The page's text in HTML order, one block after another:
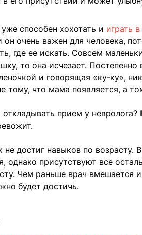
способен хохотать и играть
он очень важен для человека,
где ее искать. Совсем
то она исчезает.
и говорящая «ку-ку»,
тому, что мама появляется, а
откладывать прием у невролога?
достиг навыков по возрасту.
однако присутствуют все
Чем раньше врач вмешается
будет достичь.